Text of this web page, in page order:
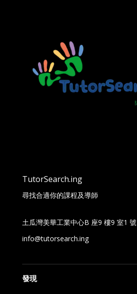
TutorSearch.ing
尋找合適你的課程及導師
土瓜灣美華工業中心B 座9 樓9 室1 號
info@tutorsearch.ing
發現